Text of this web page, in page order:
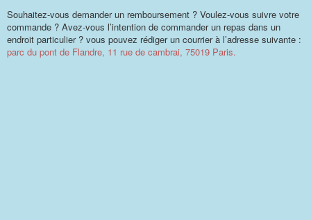
Souhaitez-vous demander un remboursement ? Voulez-vous suivre votre
commande ? Avez-vous l’intention de commander un repas dans un
endroit particulier ? vous pouvez rédiger un courrier à l’adresse suivante :
parc du pont de Flandre, 11 rue de cambrai, 75019 Paris.